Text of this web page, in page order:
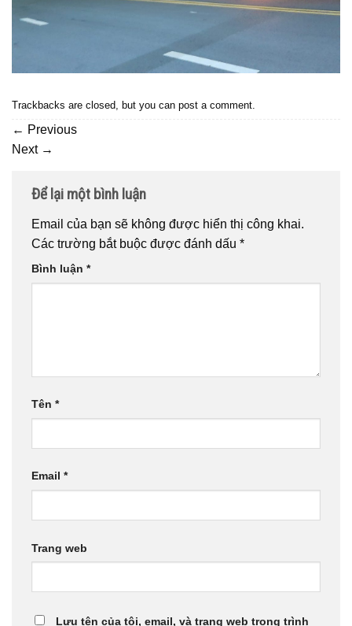
Trackbacks are closed, but you can post a comment
← Previous
Next →
Để lại một bình luận
Email của bạn sẽ không được hiển thị công khai.
Các trường bắt buộc được đánh dấu *
Bình luận *
Tên *
Email *
Trang web
Lưu tên của tôi, email, và trang web trong trình